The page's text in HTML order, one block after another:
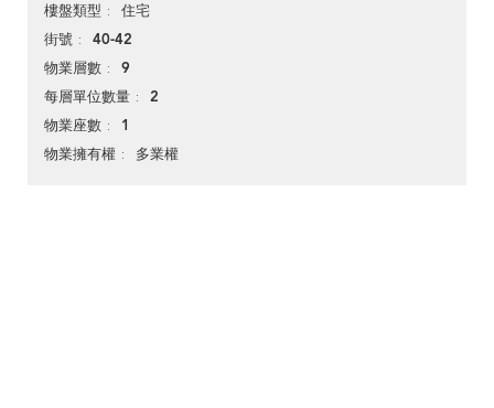
樓盤類型 住宅
街號 40-42
物業層數 9
每層單位數量 2
物業座數 1
物業擁有權 多業權